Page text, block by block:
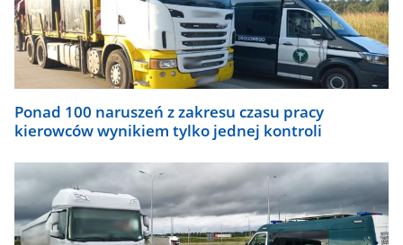
Ponad 100 naruszeń z zakresu czasu pracy
kierowców wynikiem tylko jednej kontroli